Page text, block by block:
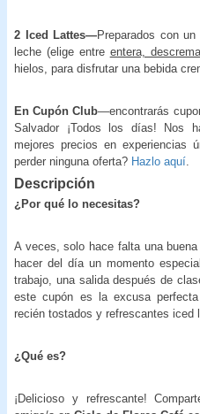
2 Iced Lattes—Preparados con
leche (elige entre entera,
hielos, para disfrutar una bebida
En Cupón Club—encontrarás
Salvador ¡Todos los días! Nos
mejores precios en experiencias
perder ninguna oferta? Hazlo aquí
Descripción
¿Por qué lo necesitas?
A veces, solo hace falta una
hacer del día un momento
trabajo, una salida después de
este cupón es la excusa
recién tostados y refrescantes iced
¿Qué es?
¡Delicioso y refrescante!